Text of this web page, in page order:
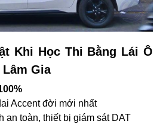
Khi Học Thi Bằng Lái Ô
Gia
Accent đời mới nhất
an toàn, thiết bị giám sát DAT